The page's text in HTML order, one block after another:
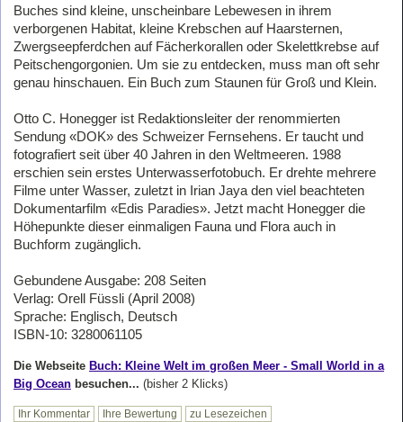
Buches sind kleine, unscheinbare Lebewesen in ihrem
verborgenen Habitat, kleine Krebschen auf Haarsternen,
Zwergseepferdchen auf Fächerkorallen oder Skelettkrebse auf
Peitschengorgonien. Um sie zu entdecken, muss man oft sehr
genau hinschauen. Ein Buch zum Staunen für Groß und Klein.
Otto C. Honegger ist Redaktionsleiter der renommierten
Sendung «DOK» des Schweizer Fernsehens. Er taucht und
fotografiert seit über 40 Jahren in den Weltmeeren. 1988
erschien sein erstes Unterwasserfotobuch. Er drehte mehrere
Filme unter Wasser, zuletzt in Irian Jaya den viel beachteten
Dokumentarfilm «Edis Paradies». Jetzt macht Honegger die
Höhepunkte dieser einmaligen Fauna und Flora auch in
Buchform zugänglich.
Gebundene Ausgabe: 208 Seiten
Verlag: Orell Füssli (April 2008)
Sprache: Englisch, Deutsch
ISBN-10: 3280061105
Die Webseite Buch: Kleine Welt im großen Meer - Small World in a
Big Ocean besuchen... (bisher 2 Klicks)
Ihr Kommentar Ihre Bewertung zu Lesezeichen